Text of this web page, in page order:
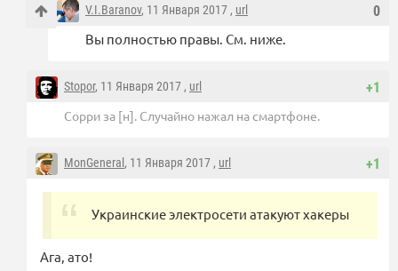
0
V.I.Baranov, 11 Января 2017 , url
Вы полностью правы. См. ниже.
+1
Stopor, 11 Января 2017 , url
Сорри за [н]. Случайно нажал на смартфоне.
+1
MonGeneral , 11 Января 2017 , url
Украинские электросети атакуют хакеры
Ага, ато!